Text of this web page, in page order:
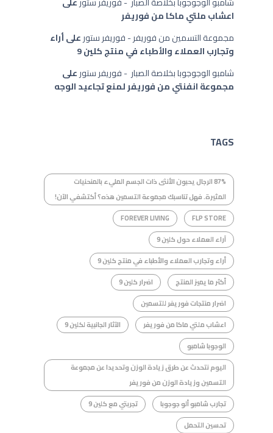
اعشاب ملتي ماكا من فوريفر
مجموعة التسمين من فوريفر - فوريفر ستورعلىأراء
وتجارب العملاء والأطباء في منتج كلين 9
شامبو الوجوجوبا بخلاصة الصبار - فوريفر ستورعلى
مجموعة انفنتي من فوريفر لمنع تجاعيد الوجه
TAGS
87% الرجال يحبون الأنثى ذات الجسم المليء بالمنحنيات
المثيرة. فهل تناسبك مجموعة التسمين هذه؟ أكتشفي الآن!
FLP STORE
FOREVER LIVING
آراء العملاء حول كلين 9
أراء وتجارب العملاء والأطباء في منتج كلين 9
أكثر ما يميز المنتج
اضرار كلين 9
اضرار منتجات فوريفر للتسمين
اعشاب ملتي ماكا من فوريفر
الآثار الجانبية لكلين 9
الوجوبا شامبو
اليوم نتحدث عن طرق زيادة الوزن وتحديدا عن مجموعة
التسمين وزيادة الوزن من فوريفر
تجارب شامبو ألو جوجوبا
تجربتي مع كلين 9
تحسين التحمل